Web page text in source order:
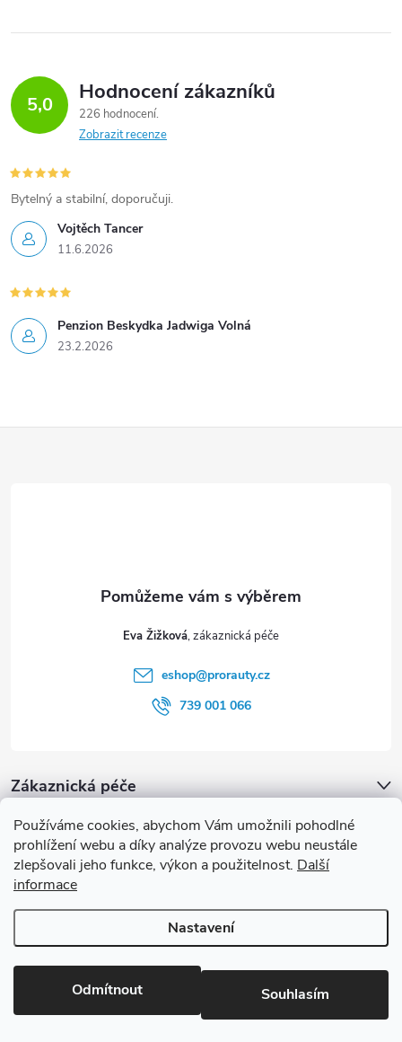
Používáme cookies, abychom Vám umožnili pohodlné
prohlížení webu a díky analýze provozu webu neustále
zlepšovali jeho funkce, výkon a použitelnost. Další
informace
Nastavení
Odmítnout Souhlasím
5,0 Hodnocení zákazníků
226 hodnocení
Zobrazit recenze
Vojtěch Tancer
11.6.2026
Bytelný a stabilní, doporučuji.
Penzion Beskydka Jadwiga Volná
23.2.2026
Zákaznická péče
proRauty.cz
Blog
Eva Žižková
eshop@prorauty.cz
739 001 066
Copyright 2026proRauty.cz. Všechna práva vyhrazena.Upravit
nastavení cookies